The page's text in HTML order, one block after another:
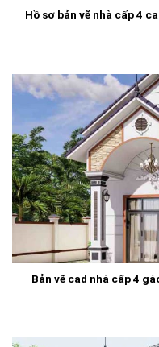
Hồ sơ bản vẽ nhà cấp 4
Bản vẽ cad nhà cấp 4